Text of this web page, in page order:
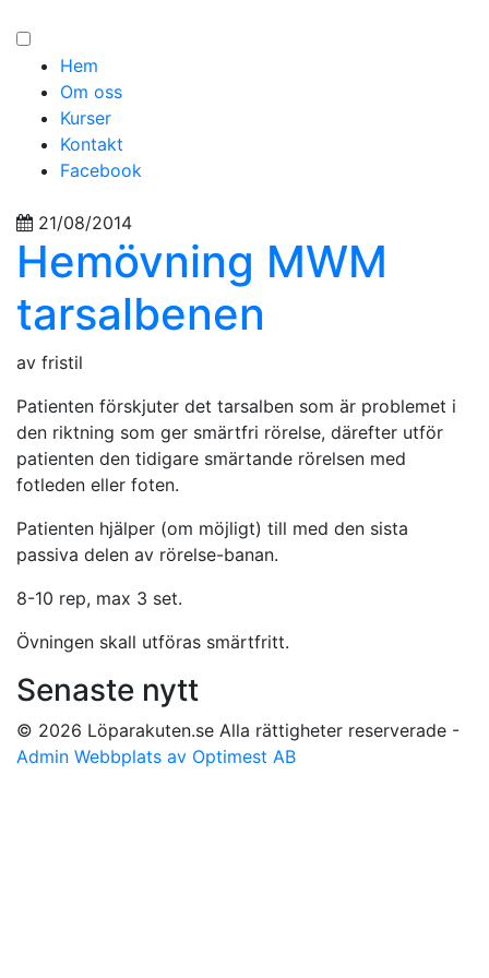
Hem
Om oss
Kurser
Kontakt
Facebook
21/08/2014
Hemövning MWM
tarsalbenen
av fristil
Patienten förskjuter det tarsalben som är problemet i
den riktning som ger smärtfri rörelse, därefter utför
patienten den tidigare smärtande rörelsen med
fotleden eller foten.
Patienten hjälper (om möjligt) till med den sista
passiva delen av rörelse-banan.
8-10 rep, max 3 set.
Övningen skall utföras smärtfritt.
Senaste nytt
© 2026 Löparakuten.se Alla rättigheter reserverade -
Admin Webbplats av Optimest AB